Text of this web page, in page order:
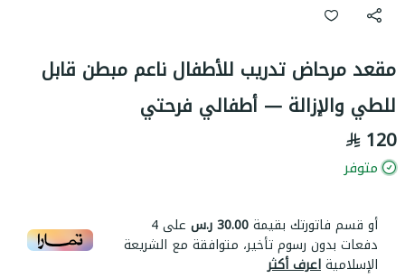
مقعد مرحاض تدريب للأطفال ناعم مبطن قابل
للطي والإزالة — أطفالي فرحتي
120
متوفر
أو قسم فاتورتك بقيمة30.00 ر.س على4
دفعات بدون رسوم تأخير، متوافقة مع الشريعة
الإسلاميةاعرف أكثر